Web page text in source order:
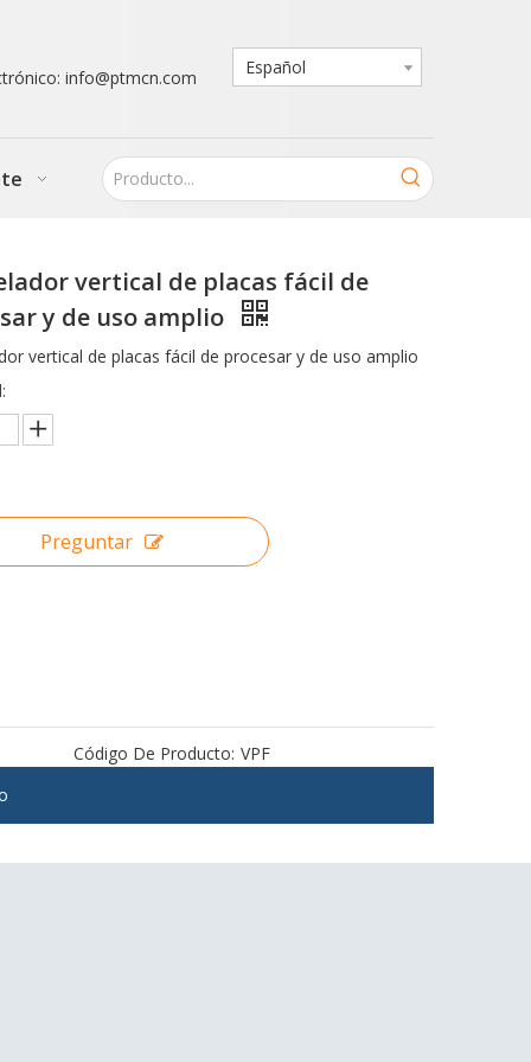
info@ptmcn.com Español
vertical de placas fácil de
y de uso amplio
vertical de placas fácil de procesar y de uso amplio
Preguntar
Código De Producto: VPF